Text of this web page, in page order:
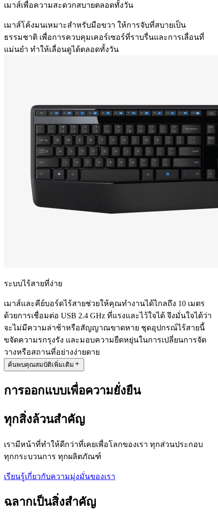
เมาส์เพื่อความสะดวกสบายตลอดทั้งวัน
เมาส์โค้งมนเหมาะสำหรับมือขวา ให้การจับที่สบายเป็น
ธรรมชาติ เพื่อการควบคุมเคอร์เซอร์ที่ราบรื่นและการเลื่อนที่
แม่นยำ ทำให้เลื่อนดูได้ตลอดทั้งวัน
ระบบไร้สายที่ง่าย
เมาส์และคีย์บอร์ดไร้สายช่วยให้คุณทำงานได้ไกลถึง 10 เมตร
ด้วยการเชื่อมต่อ USB 2.4 GHz ที่แรงและไว้ใจได้ จึงมั่นใจได้ว่า
จะไม่มีความล่าช้าหรือสัญญาณขาดหาย ชุดอุปกรณ์ไร้สายนี้
ขจัดความรกรุงรัง และมอบความยืดหยุ่นในการเปลี่ยนการจัด
วางหรือสถานที่อย่างง่ายดาย
ค้นพบคุณสมบัติเพิ่มเติม
การออกแบบเพื่อความยั่งยืน
ทุกสิ่งล้วนสำคัญ
เรามีหน้าที่ทำให้ดีกว่าที่เคยเพื่อโลกของเรา ทุกส่วนประกอบ
ทุกกระบวนการ ทุกผลิตภัณฑ์
เรียนรู้เกี่ยวกับความมุ่งมั่นของเรา
ฉลากเป็นสิ่งสำคัญ